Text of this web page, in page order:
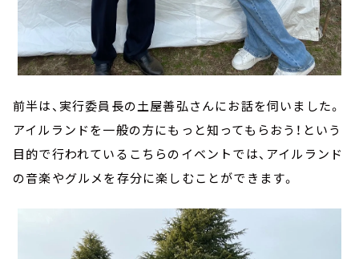
前半は、実行委員長の土屋善弘さんにお話を伺いました。
アイルランドを一般の方にもっと知ってもらおう！という
目的で行われているこちらのイベントでは、アイルランド
の音楽やグルメを存分に楽しむことができます。